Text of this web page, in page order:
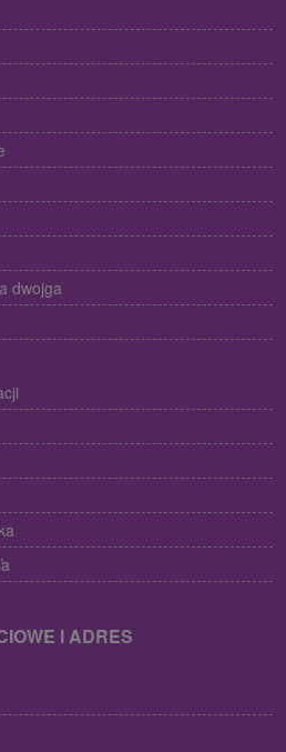
dwojga
I ADRES